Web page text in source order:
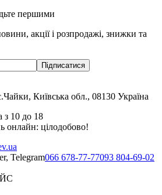
першими
акції і розпродажі, знижки та
Підписатися
Київська обл., 08130 Україна
з 10 до 18
онлайн: цілодобово!
Telegram066 678-77-77093 804-69-02